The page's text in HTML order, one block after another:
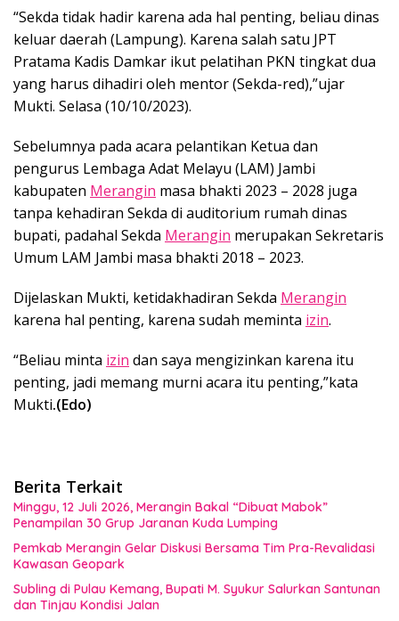
“Sekda tidak hadir karena ada hal penting, beliau dinas
keluar daerah (Lampung). Karena salah satu JPT
Pratama Kadis Damkar ikut pelatihan PKN tingkat dua
yang harus dihadiri oleh mentor (Sekda-red),”ujar
Mukti. Selasa (10/10/2023).
Sebelumnya pada acara pelantikan Ketua dan
pengurus Lembaga Adat Melayu (LAM) Jambi
kabupaten Merangin masa bhakti 2023 – 2028 juga
tanpa kehadiran Sekda di auditorium rumah dinas
bupati, padahal Sekda Merangin merupakan Sekretaris
Umum LAM Jambi masa bhakti 2018 – 2023.
Dijelaskan Mukti, ketidakhadiran Sekda Merangin
karena hal penting, karena sudah meminta izin.
“Beliau minta izin dan saya mengizinkan karena itu
penting, jadi memang murni acara itu penting,”kata
Mukti.(Edo)
Berita Terkait
Minggu, 12 Juli 2026, Merangin Bakal “Dibuat Mabok”
Penampilan 30 Grup Jaranan Kuda Lumping
Pemkab Merangin Gelar Diskusi Bersama Tim Pra-Revalidasi
Kawasan Geopark
Subling di Pulau Kemang, Bupati M. Syukur Salurkan Santunan
dan Tinjau Kondisi Jalan